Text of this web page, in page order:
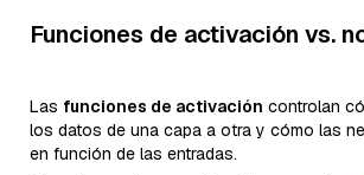
Funciones de activación vs.
Las funciones de activación controlan
los datos de una capa a otra y cómo las
en función de las entradas.